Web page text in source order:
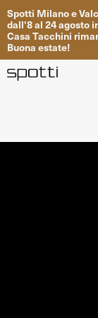
Spotti Milanoe
dall'8al 24agosto
Casa Tacchini
Buona estate!
Progetti